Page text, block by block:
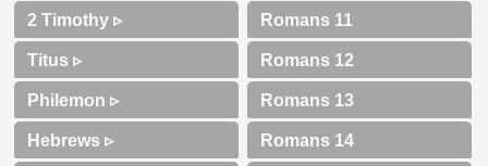
2 Timothy ▹
Titus ▹
Philemon ▹
Hebrews ▹